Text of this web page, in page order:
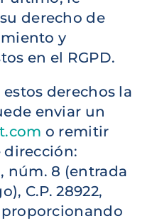
derecho de
y
en el RGPD.
derechos la
enviar un
o remitir
dirección:
núm. 8 (entrada
C.P. 28922,